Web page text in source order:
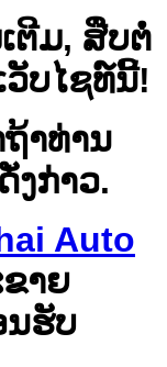
ຕີມ, ສືບຕໍ່
ບໄຊທ໌ນີ້!
າທ່ານ
ງກ່າວ.
Auto
າຍ
ຮັບ